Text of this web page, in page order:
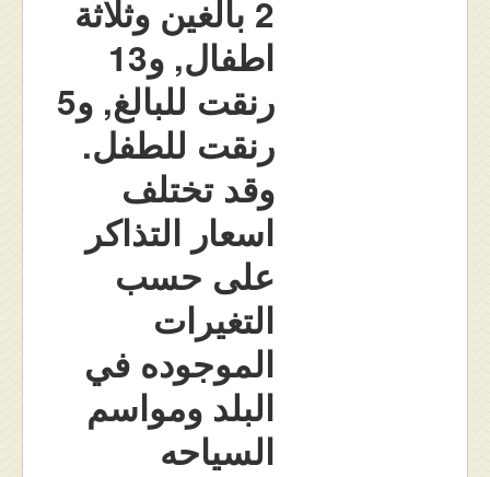
2 بالغين وثلاثة
اطفال, و13
رنقت للبالغ, و5
رنقت للطفل.
وقد تختلف
اسعار التذاكر
على حسب
التغيرات
الموجوده في
البلد ومواسم
السياحه